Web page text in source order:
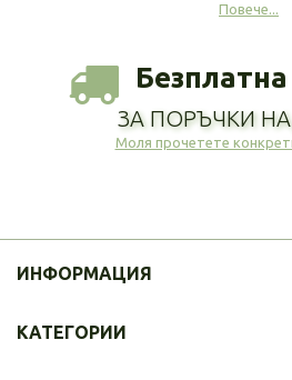
Повече...
ЗА ПОРЪЧКИ
Моля прочетете
ИНФОРМАЦИЯ
КАТЕГОРИИ